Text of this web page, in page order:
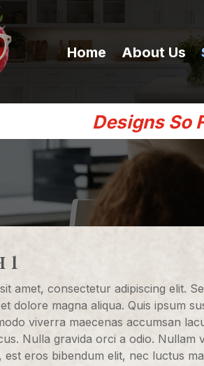
Home About Us
Designs So
1
amet, consectetur adipiscing elit.
dolore magna aliqua. Quis ipsum
viverra maecenas accumsan
Nulla gravida orci a odio. Nullam
eros bibendum elit, nec luctus